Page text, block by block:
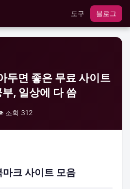
도구 블로그
두면 좋은 무료 사이트
, 일상에 다 씀
조회 312
크 사이트 모음